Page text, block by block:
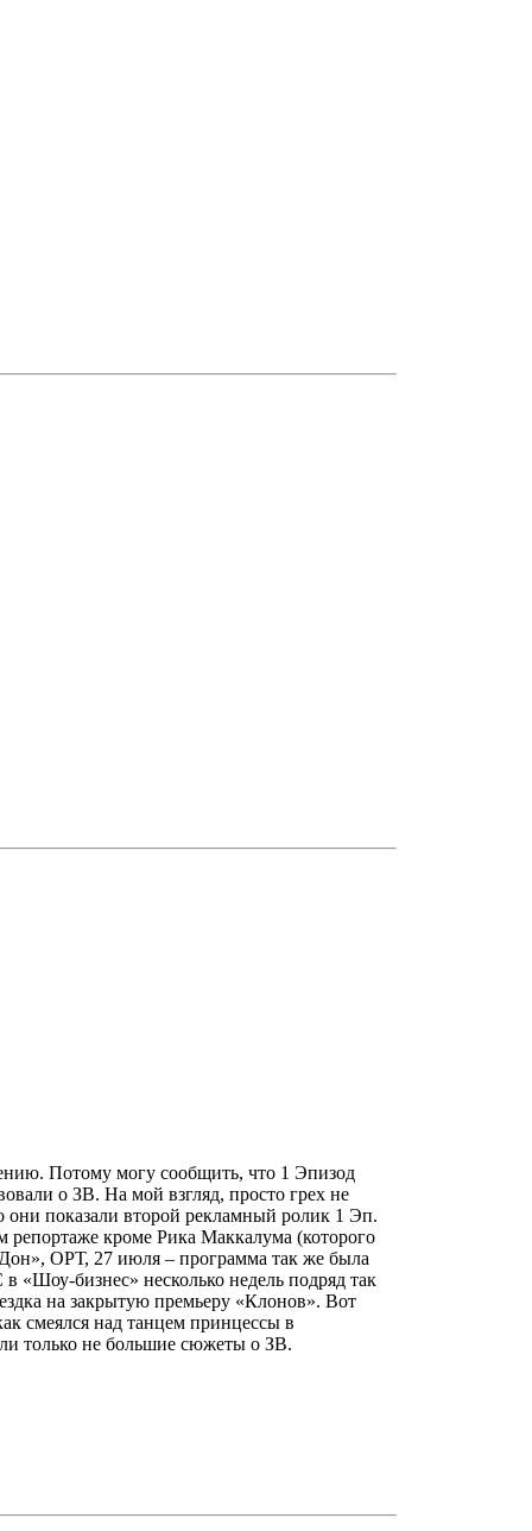
Потому могу сообщить, что 1 Эпизод
о ЗВ. На мой взгляд, просто грех не
показали второй рекламный ролик 1 Эп.
репортаже кроме Рика Маккалума (которого
ОРТ, 27 июля – программа так же была
бизнес» несколько недель подряд так
на закрытую премьеру «Клонов». Вот
смеялся над танцем принцессы в
только не большие сюжеты о ЗВ.